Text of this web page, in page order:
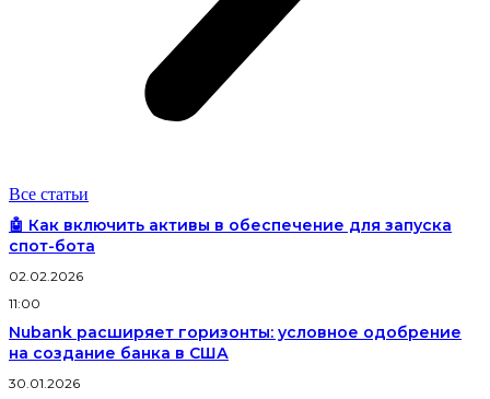
Все статьи
🤖 Как включить активы в обеспечение для запуска
спот-бота
02.02.2026
11:00
Nubank расширяет горизонты: условное одобрение
на создание банка в США
30.01.2026